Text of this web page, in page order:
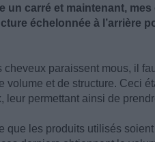
un carré et maintenant,
échelonnée à l’arrière
cheveux paraissent mous, il
volume et de structure. Ceci
permettant ainsi de
que les produits utilisés